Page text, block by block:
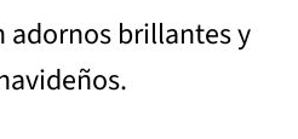
adornos brillantes y